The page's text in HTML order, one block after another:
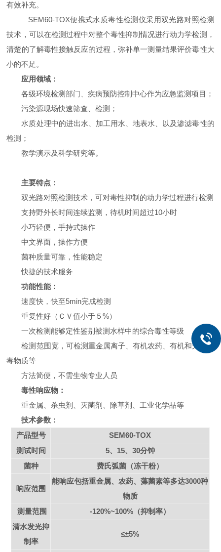
有效补充。
SEM60-TOX便携式水质毒性检测仪采用双光路对照检测
技术，可以在检测过程中对整个毒性抑制情况进行动力学检测，
清楚的了解毒性接触反应的过程，弥补单一测量结果评价毒性大
小的不足。
应用领域：
各级环境检测部门、疾病预防控制中心作为应急监测项目；
污染源现场快速筛查、检测；
水质处理中的进出水、加工用水、地表水、以及渗滤毒性的
检测；
教学演示及科学研究等。
主要特点：
双光路对照检测技术，可对毒性抑制的动力学过程进行检测
支持野外长时间连续监测，待机时间超过10小时
小巧轻便，手持式操作
中文界面，操作方便
菌种质量可靠，性能稳定
快捷的技术服务
功能性能：
速度快，快至5min完成检测
重复性好（ＣＶ值小于５%）
一次检测能够定性鉴别被测水样中的综合毒性等级
检测范围宽，可检测重金属离子、有机农药、有机和无机有
毒物质等
方法简便，不需生物专业人员
毒性响应物：
重金属、杀虫剂、灭菌剂、除草剂、工业化学品等
技术参数：
产品型号
SEM60-TOX
测试时间
5、15、30分钟
菌种
费氏弧菌（冻干粉）
响应范围
能响应包括重金属、农药、藻菌素等多达3000种
物质
测量范围
-120%~100% （抑制率）
清水发光抑
制率
≤±5%